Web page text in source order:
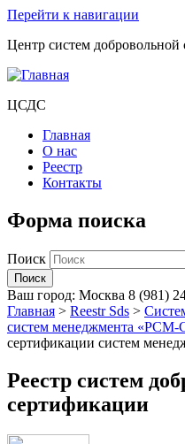
Перейти к навигации
Центр систем
ЦСДС
Главная
О нас
Реестр
Контакты
Форма поиска
Поиск
Ваш город: Москва 8 (981)
Главная > Reestr Sds >
систем менеджмента «РСМ-
сертификации систем
Реестр систем
сертификации